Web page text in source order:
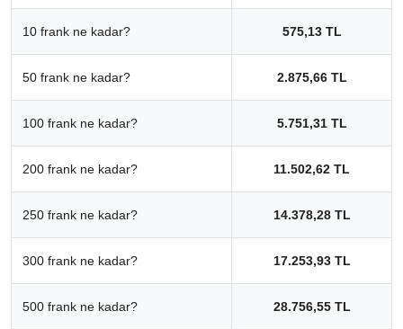
10 frank ne kadar? 575,13 TL
50 frank ne kadar? 2.875,66 TL
100 frank ne kadar? 5.751,31 TL
200 frank ne kadar? 11.502,62 TL
250 frank ne kadar? 14.378,28 TL
300 frank ne kadar? 17.253,93 TL
500 frank ne kadar? 28.756,55 TL